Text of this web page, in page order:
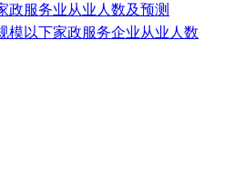
政服务业从业人数及预测
模以下家政服务企业从业人数